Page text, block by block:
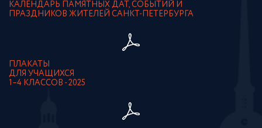
КАЛЕНДАРЬ ПАМЯТНЫХ ДАТ, СОБЫТИЙ И
ПРАЗДНИКОВ ЖИТЕЛЕЙ САНКТ-ПЕТЕРБУРГА
ПЛАКАТЫ
ДЛЯ УЧАЩИХСЯ
1–4 КЛАССОВ - 2025